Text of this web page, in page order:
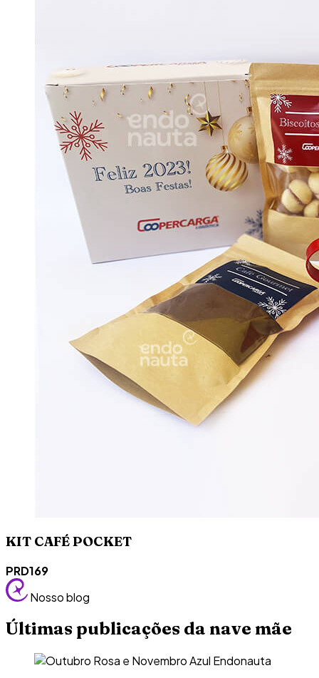
KIT CAFÉ POCKET
PRD169
Nosso blog
Últimas publicações da nave mãe